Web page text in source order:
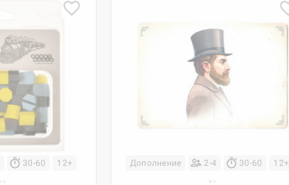
30-60 12+ Дополнение 2-4 30-60 12+